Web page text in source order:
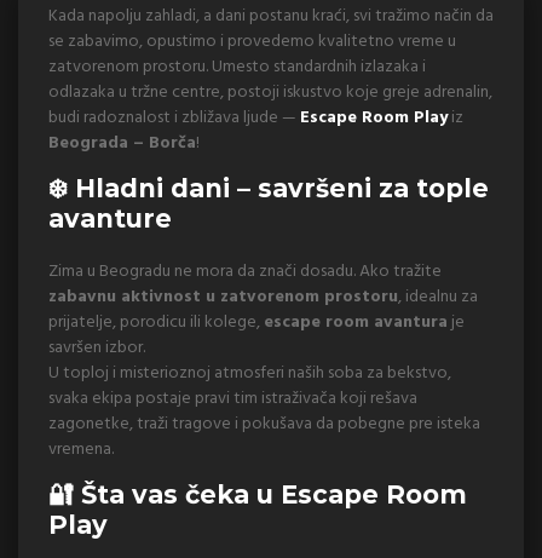
Kada napolju zahladi, a dani postanu kraći, svi tražimo način da
se zabavimo, opustimo i provedemo kvalitetno vreme u
zatvorenom prostoru. Umesto standardnih izlazaka i
odlazaka u tržne centre, postoji iskustvo koje greje adrenalin,
budi radoznalost i zbližava ljude — Escape Room Playiz
Beograda – Borča!
❄️ Hladni dani – savršeni za tople
avanture
Zima u Beogradu ne mora da znači dosadu. Ako tražite
zabavnu aktivnost u zatvorenom prostoru, idealnu za
prijatelje, porodicu ili kolege,escape room avanturaje
savršen izbor.
U toploj i misterioznoj atmosferi naših soba za bekstvo,
svaka ekipa postaje pravi tim istraživača koji rešava
zagonetke, traži tragove i pokušava da pobegne pre isteka
vremena.
🔐 Šta vas čeka u Escape Room
Play